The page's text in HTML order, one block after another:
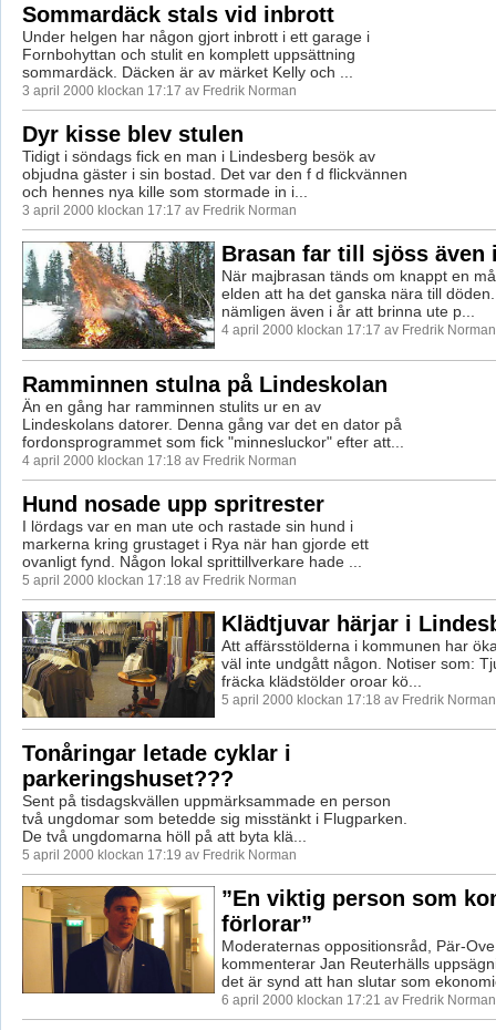
Sommardäck stals vid inbrott
Under helgen har någon gjort inbrott i ett garage i
Fornbohyttan och stulit en komplett uppsättning
sommardäck. Däcken är av märket Kelly och ...
3 april 2000 klockan 17:17 av Fredrik Norman
Dyr kisse blev stulen
Tidigt i söndags fick en man i Lindesberg besök av
objudna gäster i sin bostad. Det var den f d flickvännen
och hennes nya kille som stormade in i...
3 april 2000 klockan 17:17 av Fredrik Norman
Brasan far till sjöss även
När majbrasan tänds om knappt en
elden att ha det ganska nära till
nämligen även i år att brinna ute p...
4 april 2000 klockan 17:17 av Fredrik Norman
Ramminnen stulna på Lindeskolan
Än en gång har ramminnen stulits ur en av
Lindeskolans datorer. Denna gång var det en dator på
fordonsprogrammet som fick "minnesluckor" efter att...
4 april 2000 klockan 17:18 av Fredrik Norman
Hund nosade upp spritrester
I lördags var en man ute och rastade sin hund i
markerna kring grustaget i Rya när han gjorde ett
ovanligt fynd. Någon lokal sprittillverkare hade ...
5 april 2000 klockan 17:18 av Fredrik Norman
Klädtjuvar härjar i
Att affärsstölderna i kommunen har
väl inte undgått någon. Notiser som:
fräcka klädstölder oroar kö...
5 april 2000 klockan 17:18 av Fredrik Norman
Tonåringar letade cyklar i
parkeringshuset???
Sent på tisdagskvällen uppmärksammade en person
två ungdomar som betedde sig misstänkt i Flugparken.
De två ungdomarna höll på att byta klä...
5 april 2000 klockan 17:19 av Fredrik Norman
”En viktig person som
förlorar”
Moderaternas oppositionsråd, Pär-
kommenterar Jan Reuterhälls
det är synd att han slutar som
6 april 2000 klockan 17:21 av Fredrik Norman